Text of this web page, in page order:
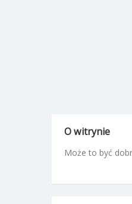
O witrynie
Może to być